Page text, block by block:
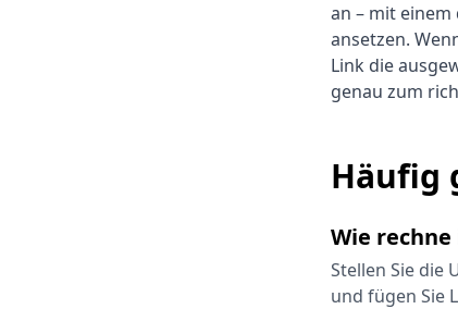
an – mit einem
ansetzen.
Link die
genau zum
Häufig
Wie rechne
Stellen Sie die
und fügen Sie